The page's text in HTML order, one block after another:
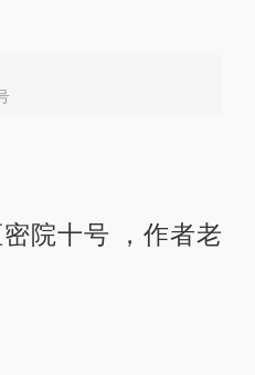
院十号 ，作者老